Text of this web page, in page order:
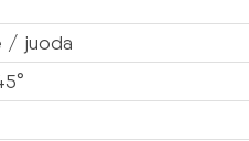
/ juoda